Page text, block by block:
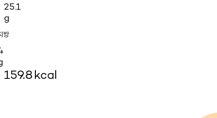
25.1
g
방
159.8kcal